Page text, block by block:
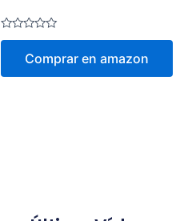
Valorado
5
Comprar en amazon